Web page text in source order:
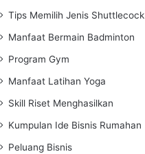
Tips Memilih Jenis Shuttlecock
Manfaat Bermain Badminton
Program Gym
Manfaat Latihan Yoga
Skill Riset Menghasilkan
Kumpulan Ide Bisnis Rumahan
Peluang Bisnis